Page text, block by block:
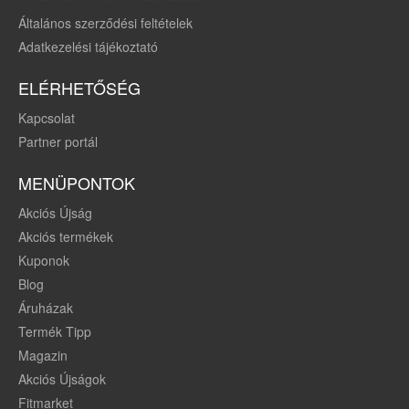
Általános szerződési feltételek
Adatkezelési tájékoztató
ELÉRHETŐSÉG
Kapcsolat
Partner portál
MENÜPONTOK
Akciós Újság
Akciós termékek
Kuponok
Blog
Áruházak
Termék Tipp
Magazin
Akciós Újságok
Fitmarket